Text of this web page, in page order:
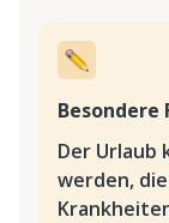
Besondere
Der Urlaub
werden,